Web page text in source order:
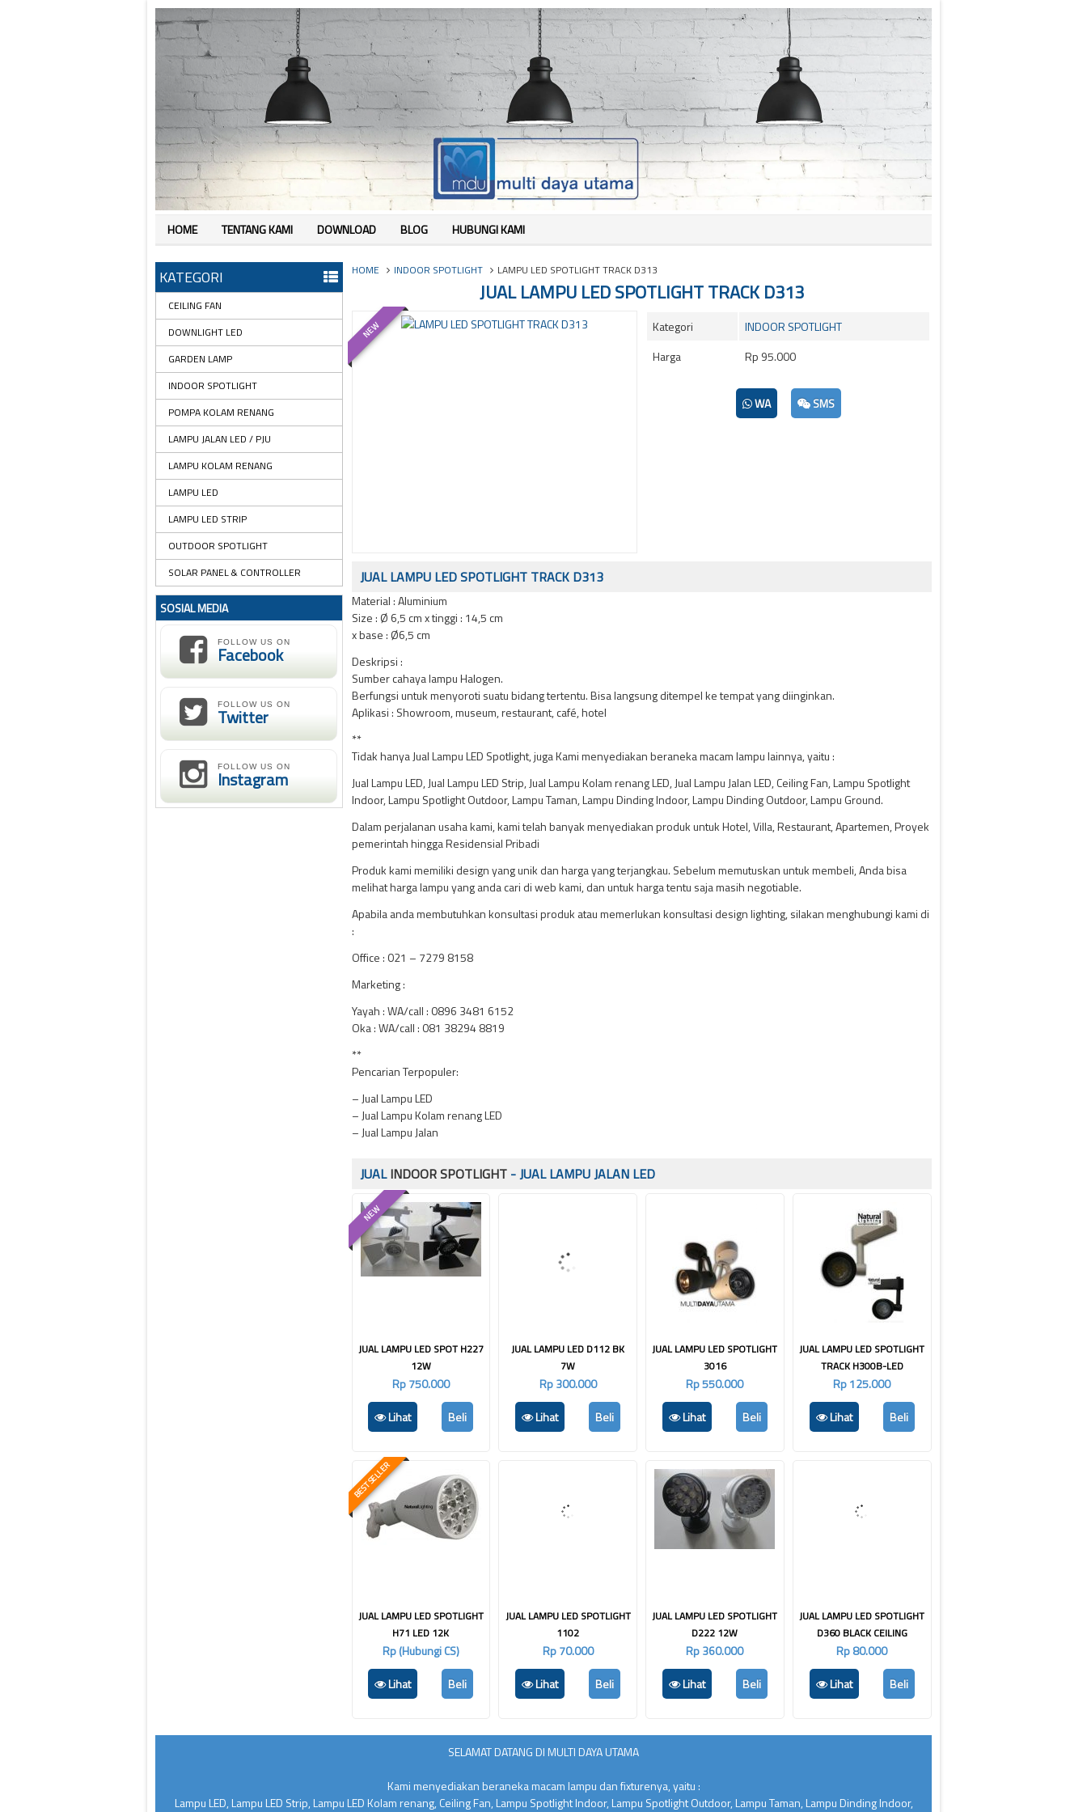
HOME TENTANG KAMI DOWNLOAD BLOG HUBUNGI KAMI
HOME INDOOR SPOTLIGHT LAMPU LED SPOTLIGHT TRACK D313
JUAL LAMPU LED SPOTLIGHT TRACK D313
NEW Kategori
INDOOR SPOTLIGHT
Harga
Rp 95.000
WA SMS
JUAL LAMPU LED SPOTLIGHT TRACK D313
Material : Aluminium
Size : Ø 6,5 cm x tinggi : 14,5 cm
x base : Ø6,5 cm
Deskripsi :
Sumber cahaya lampu Halogen.
Berfungsi untuk menyoroti suatu bidang tertentu. Bisa langsung ditempel ke tempat yang diinginkan.
Aplikasi : Showroom, museum, restaurant, café, hotel
**
Tidak hanya Jual Lampu LED Spotlight, juga Kami menyediakan beraneka macam lampu lainnya, yaitu :
Jual Lampu LED, Jual Lampu LED Strip, Jual Lampu Kolam renang LED, Jual Lampu Jalan LED, Ceiling Fan, Lampu Spotlight
Indoor, Lampu Spotlight Outdoor, Lampu Taman, Lampu Dinding Indoor, Lampu Dinding Outdoor, Lampu Ground.
Dalam perjalanan usaha kami, kami telah banyak menyediakan produk untuk Hotel, Villa, Restaurant, Apartemen, Proyek
pemerintah hingga Residensial Pribadi
Produk kami memiliki design yang unik dan harga yang terjangkau. Sebelum memutuskan untuk membeli, Anda bisa
melihat harga lampu yang anda cari di web kami, dan untuk harga tentu saja masih negotiable.
Apabila anda membutuhkan konsultasi produk atau memerlukan konsultasi design lighting, silakan menghubungi kami di
:
Office : 021 – 7279 8158
Marketing :
Yayah : WA/call : 0896 3481 6152
Oka : WA/call : 081 38294 8819
**
Pencarian Terpopuler:
– Jual Lampu LED
– Jual Lampu Kolam renang LED
– Jual Lampu Jalan
JUALINDOOR SPOTLIGHT- JUAL LAMPU JALAN LED
NEW
JUAL LAMPU LED SPOT H227
12W
Rp 750.000
Lihat
Beli
JUAL LAMPU LED D112 BK
7W
Rp 300.000
Lihat
Beli
JUAL LAMPU LED SPOTLIGHT
3016
Rp 550.000
Lihat
Beli
JUAL LAMPU LED SPOTLIGHT
TRACK H300B-LED
Rp 125.000
Lihat
Beli
BEST SELLER
JUAL LAMPU LED SPOTLIGHT
H71 LED 12K
Rp (Hubungi CS)
Lihat
Beli
JUAL LAMPU LED SPOTLIGHT
1102
Rp 70.000
Lihat
Beli
JUAL LAMPU LED SPOTLIGHT
D222 12W
Rp 360.000
Lihat
Beli
JUAL LAMPU LED SPOTLIGHT
D360 BLACK CEILING
Rp 80.000
Lihat
Beli
KATEGORI
CEILING FAN
DOWNLIGHT LED
GARDEN LAMP
INDOOR SPOTLIGHT
POMPA KOLAM RENANG
LAMPU JALAN LED / PJU
LAMPU KOLAM RENANG
LAMPU LED
LAMPU LED STRIP
OUTDOOR SPOTLIGHT
SOLAR PANEL & CONTROLLER
SOSIAL MEDIA
FOLLOW US ON
Facebook
FOLLOW US ON
Twitter
FOLLOW US ON
Instagram
SELAMAT DATANG DI MULTI DAYA UTAMA
Kami menyediakan beraneka macam lampu dan fixturenya, yaitu :
Lampu LED, Lampu LED Strip, Lampu LED Kolam renang, Ceiling Fan, Lampu Spotlight Indoor, Lampu Spotlight Outdoor, Lampu Taman, Lampu Dinding Indoor,